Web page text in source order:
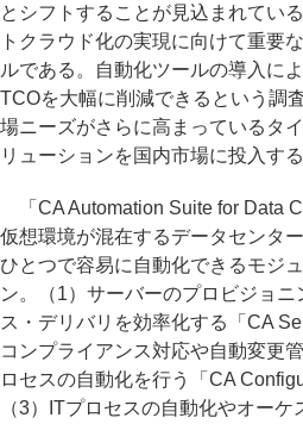
とシフトすることが見込まれてい
トクラウド化の実現に向けて重要
ルである。自動化ツールの導入に
TCOを大幅に削減できるという調
場ニーズがさらに高まっているタ
リューションを国内市場に投入す
「CA Automation Suite for Data
仮想環境が混在するデータセンタ
ひとつで容易に自動化できるモジ
ン。（1）サーバーのプロビジョ
ス・デリバリを効率化する「CA
コンプライアンス対応や自動変更
ロセスの自動化を行う「CA
（3）ITプロセスの自動化やオー